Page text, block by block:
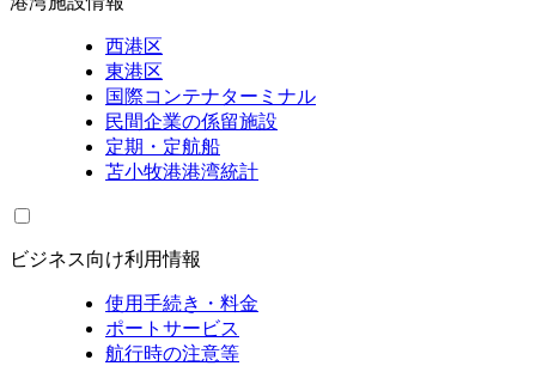
西港区
東港区
国際コンテナターミナル
民間企業の係留施設
定期・定航船
苫小牧港港湾統計
ビジネス向け利用情報
使用手続き・料金
ポートサービス
航行時の注意等